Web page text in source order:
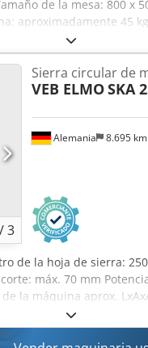
de la mesa: 800 x
aproximadamente 45
/3
Alemania 8.695 km
Sierra circular de
VEB ELMOSKA
de la hoja de sierra:
máx. 70 mm
la máquina aprox.
repuesto. Máquina
Campo de